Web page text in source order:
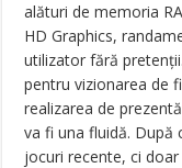
alături de memoria
HD Graphics,
utilizator fără
pentru vizionarea de
realizarea de
va fi una fluidă. După
jocuri recente, ci